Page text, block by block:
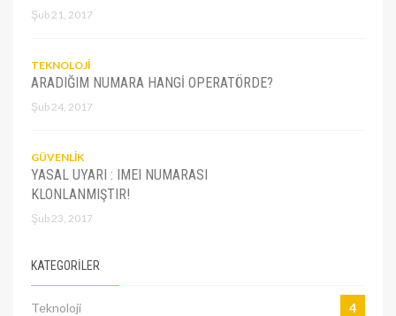
Şub 21, 2017
TEKNOLOJI
ARADIĞIM NUMARA HANGI OPERATÖRDE?
Şub 24, 2017
GÜVENLIK
YASAL UYARI : IMEI NUMARASI
KLONLANMIŞTIR!
Şub 23, 2017
KATEGORILER
Teknoloji 4